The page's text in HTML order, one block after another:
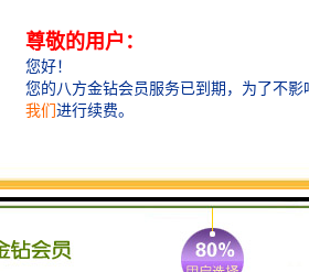
被测电压和电流的矢量图，用户可以通
电量自动计算功能，方便使用人员对接线
率表、相位表等指示仪表以及三相三线、